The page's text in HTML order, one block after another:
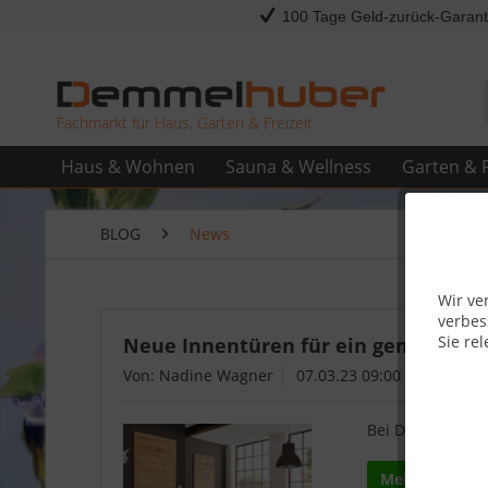
100 Tage Geld-zurück-
Fachmarkt für Haus, Garten & Freizeit
Haus & Wohnen Sauna & Wellness Garten &
Wir
Sie
BLOG News
Neue Innentüren für ein
Von: Nadine Wagner 07.03.23 09:00
Bei
Mehr lesen